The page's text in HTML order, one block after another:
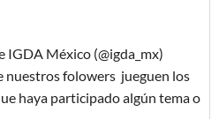
IGDA México (@igda_mx)
nuestros folowers jueguen los
haya participado algún tema o